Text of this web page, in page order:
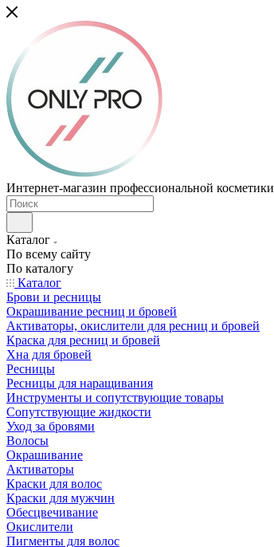
Интернет-магазин профессиональной косметики
Каталог
По всему сайту
По каталогу
Каталог
Брови и ресницы
Окрашивание ресниц и бровей
Активаторы, окислители для ресниц и бровей
Краска для ресниц и бровей
Хна для бровей
Ресницы
Ресницы для наращивания
Инструменты и сопутствующие товары
Сопутствующие жидкости
Уход за бровями
Волосы
Окрашивание
Активаторы
Краски для волос
Краски для мужчин
Обесцвечивание
Окислители
Пигменты для волос